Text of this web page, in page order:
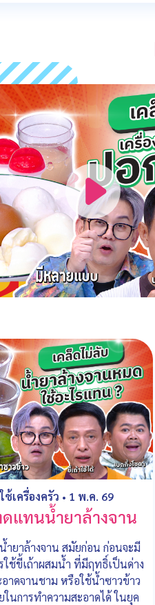
ช้เครื่องครัว • 1 พ.ค. 69
แทนน้ำยาล้างจาน
ยาล้างจาน สมัยก่อน ก่อนจะมี
ใช้ขี้เถ้าผสมน้ำ ที่มีฤทธิ์เป็นด่าง
าดจานชาม หรือใช้น้ำซาวข้าว
นการทำความสะอาดได้ ในยุค